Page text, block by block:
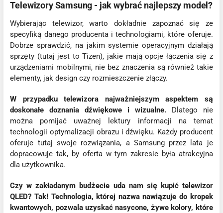
Telewizory Samsung - jak wybrać najlepszy model?
Wybierając telewizor, warto dokładnie zapoznać się ze
specyfiką danego producenta i technologiami, które oferuje.
Dobrze sprawdzić, na jakim systemie operacyjnym działają
sprzęty (tutaj jest to Tizen), jakie mają opcje łączenia się z
urządzeniami mobilnymi, nie bez znaczenia są również takie
elementy, jak design czy rozmieszczenie złączy.
W przypadku telewizora najważniejszym aspektem są
doskonałe doznania dźwiękowe i wizualne. Dlatego nie
można pomijać uważnej lektury informacji na temat
technologii optymalizacji obrazu i dźwięku. Każdy producent
oferuje tutaj swoje rozwiązania, a Samsung przez lata je
dopracowuje tak, by oferta w tym zakresie była atrakcyjna
dla użytkownika.
Czy w zakładanym budżecie uda nam się kupić telewizor
QLED? Tak! Technologia, której nazwa nawiązuje do kropek
kwantowych, pozwala uzyskać nasycone, żywe kolory, które